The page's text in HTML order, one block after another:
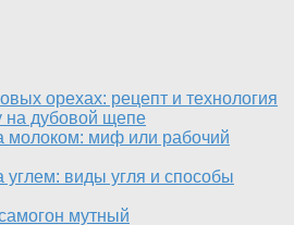
орехах: рецепт и технология
на дубовой щепе
молоком: миф или рабочий
углем: виды угля и способы
мутный